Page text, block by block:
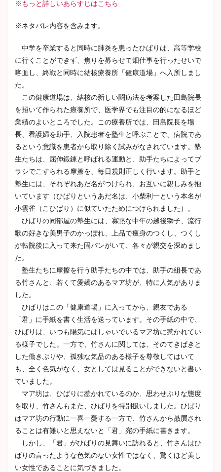
※もっと詳しいあらすじはこちら
※ネタバレ内容を含みます。
中学を卒業すると同時に肺炎を患ったひばりは、高等学校
に行くことができず、焦りを募らせて畑仕事を行ったせいで
喀血し、終戦と同時に結核療養所「健康道場」へ入所しまし
た。
この健康道場は、結核の新しい闘病法を考案した田島院長
を招いて作られた療養所で、医学界でも注目の的になるほど
業績のよいところでした。この療養所では、田島院長を場
長、看護婦を助手、入院患者を塾生と呼ぶことで、病院であ
るという意識を患者から取り除く試みがなされています。塾
生たちは、屈伸鍛錬と呼ばれる運動と、助手たちによってブ
ラシでこすられる摩擦を、毎日規則正しく行います。助手と
塾生には、それぞれあだ名がつけられ、お互いに親しみを抱
いています（ひばりというあだ名は、小柴利一という本名が
小雲雀（こひばり）に似ていたためにつけられました）。
ひばりの同部屋の塾生には、寡黙な中年の越後獅子、流行
歌の好きな美男子のかっぽれ、上品で痩身のつくし、つくし
が転院後に入って来た固パンがいて、各々が親交を深めまし
た。
塾生たちに摩擦を行う助手たちの中では、助手の組長であ
る竹さんと、若くて愛嬌のあるマア坊が、特に人気がありま
した。
ひばりはこの「健康道場」に入ってから、親友である
「君」に手紙を書く生活を送っています。その手紙の中で、
ひばりは、いつも陽気にはしゃいでいるマア坊に惹かれてい
る様子でした。一方で、竹さんに関しては、そのてきぱきと
した働きぶりや、孤独な気品のある様子を尊敬してはいて
も、全く色気がなく、女としては見ることができないと書い
ていました。
マア坊は、ひばりに惹かれているのか、思わせぶりな態度
を取り、竹さんもまた、ひばりを特別扱いしました。ひばり
はマア坊の行動に一喜一憂する一方で、竹さんから贔屓され
ることは有難いと思えないと「君」宛の手紙に書きます。
しかし、「君」がひばりの見舞いに訪れると、竹さんはひ
ばりの言ったような色気のない女性ではなく、驚くほど美し
い女性であることに気づきました。